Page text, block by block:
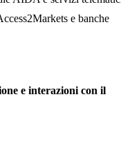
e banche
e interazioni con il